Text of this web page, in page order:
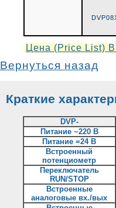
Цена (Price List)
Вернуться назад
Краткие
DVP-
Питание ~220 В
Питание =24 В
Встроенный
потенциометр
Переключатель
RUN/STOP
Встроенные
аналоговые вх./вых